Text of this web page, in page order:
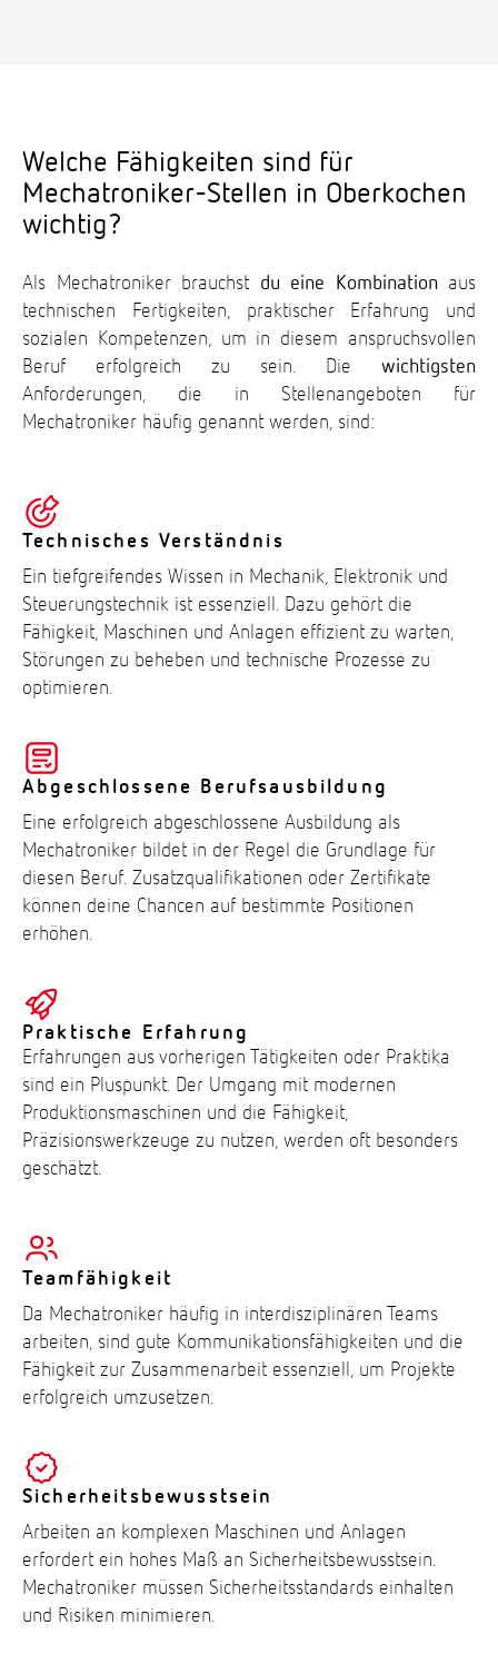
Welche Fähigkeiten sind für
Mechatroniker-Stellen in Oberkochen
wichtig?
Als Mechatroniker brauchst du eine Kombinationaus
technischen Fertigkeiten, praktischer Erfahrung und
sozialen Kompetenzen, um in diesem anspruchsvollen
Beruf erfolgreich zu sein. Die wichtigsten
Anforderungen, die in Stellenangeboten für
Mechatroniker häufig genannt werden, sind:
Technisches Verständnis
Ein tiefgreifendes Wissen in Mechanik, Elektronik und
Steuerungstechnik ist essenziell. Dazu gehört die
Fähigkeit, Maschinen und Anlagen effizient zu warten,
Störungen zu beheben und technische Prozesse zu
optimieren.
Abgeschlossene Berufsausbildung
Eine erfolgreich abgeschlossene Ausbildung als
Mechatroniker bildet in der Regel die Grundlage für
diesen Beruf. Zusatzqualifikationen oder Zertifikate
können deine Chancen auf bestimmte Positionen
erhöhen.
Praktische Erfahrung
Erfahrungen aus vorherigen Tätigkeiten oder Praktika
sind ein Pluspunkt. Der Umgang mit modernen
Produktionsmaschinen und die Fähigkeit,
Präzisionswerkzeuge zu nutzen, werden oft besonders
geschätzt.
Teamfähigkeit
Da Mechatroniker häufig in interdisziplinären Teams
arbeiten, sind gute Kommunikationsfähigkeiten und die
Fähigkeit zur Zusammenarbeit essenziell, um Projekte
erfolgreich umzusetzen.
Sicherheitsbewusstsein
Arbeiten an komplexen Maschinen und Anlagen
erfordert ein hohes Maß an Sicherheitsbewusstsein.
Mechatroniker müssen Sicherheitsstandards einhalten
und Risiken minimieren.